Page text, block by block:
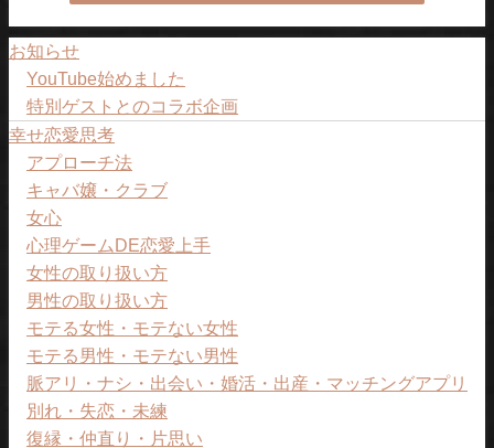
お知らせ
YouTube始めました
特別ゲストとのコラボ企画
幸せ恋愛思考
アプローチ法
キャバ嬢・クラブ
女心
心理ゲームDE恋愛上手
女性の取り扱い方
男性の取り扱い方
モテる女性・モテない女性
モテる男性・モテない男性
脈アリ・ナシ・出会い・婚活・出産・マッチングアプリ
別れ・失恋・未練
復縁・仲直り・片思い